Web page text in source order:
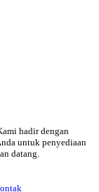
hadir dengan
untuk penyediaan
datang.